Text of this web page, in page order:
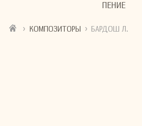
ПЕНИЕ
› КОМПОЗИТОРЫ › БАРДОШ Л.